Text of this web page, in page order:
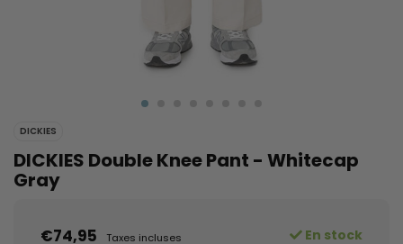
DICKIES
DICKIES Double Knee Pant - Whitecap
Gray
€74,95 Taxes incluses En stock